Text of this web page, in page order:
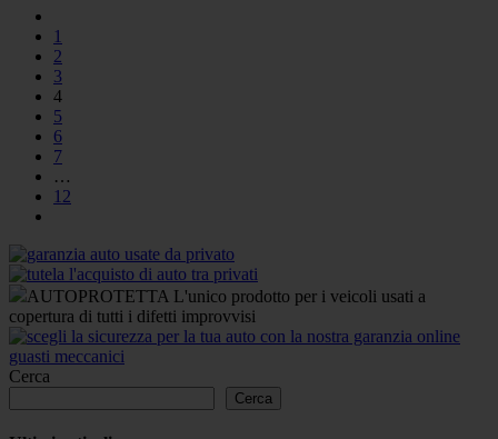
1
2
3
4
5
6
7
…
12
AUTOPROTETTA L'unico prodotto per i veicoli usati a
copertura di tutti i difetti improvvisi
Cerca
Cerca